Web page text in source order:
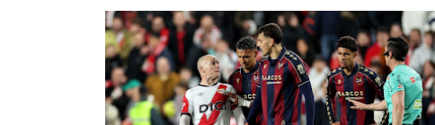
COLUMNA LEVANTE UD LUÍS CASTRO OPINIÓN
PABLO SÁNCHEZ RAYO VALLECANO +
REFLEXIONES